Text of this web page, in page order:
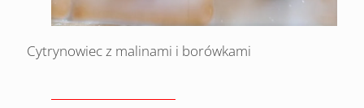
Cytrynowiec z malinami i borówkami